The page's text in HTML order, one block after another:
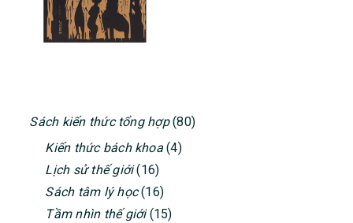
PRIMARY
SIDEBAR
Sách kiến thức tổng hợp(80)
Kiến thức bách khoa(4)
Lịch sử thế giới(16)
Sách tâm lý học(16)
Tầm nhìn thế giới(15)